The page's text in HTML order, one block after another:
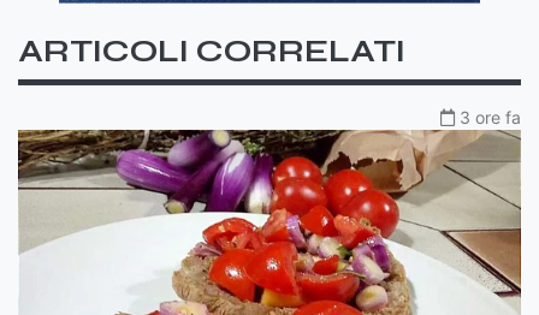
ARTICOLI CORRELATI
3 ore fa